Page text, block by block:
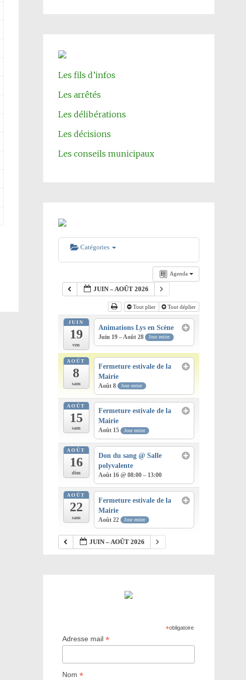
Les fils d’infos
Les arrêtés
Les délibérations
Les décisions
Les conseils municipaux
Catégories
Agenda
JUIN – AOÛT 2026
Tout plier Tout déplier
JUIN
19
ven
Animations Lys en Scène
Juin 19 – Août 28 Jour entier
AOÛT
8
sam
Fermeture estivale de la
Mairie
Août 8 Jour entier
AOÛT
15
sam
Fermeture estivale de la
Mairie
Août 15 Jour entier
AOÛT
16
dim
Don du sang@ Salle
polyvalente
Août 16 @ 08:00 – 13:00
AOÛT
22
sam
Fermeture estivale de la
Mairie
Août 22 Jour entier
JUIN – AOÛT 2026
*obligatoire
Adresse mail*
Nom*